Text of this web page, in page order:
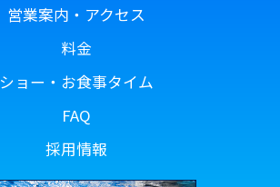
営業案内・アクセス
料金
ショー・お食事タイム
FAQ
採用情報